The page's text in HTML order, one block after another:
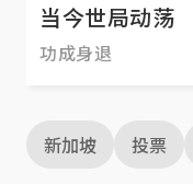
当今世局动荡
功成身退
新加坡 投票